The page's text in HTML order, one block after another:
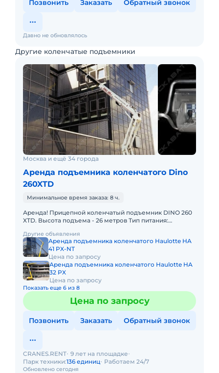
Позвонить Заказать Обратный звонок
Давно не обновлялось
Другие коленчатые подъемники
Москва и ещё 34 города
Аренда подъемника коленчатого Dino
260XTD
Минимальное время заказа: 8 ч.
Аренда! Прицепной коленчатый подъемник DINO 260
XTD. Высота подъема - 26 метров Тип питания:
в отличном
Другие объявления
Аренда подъемника коленчатого Haulotte HA
41 PX-NT
Цена по запросу
Аренда подъемника коленчатого Haulotte HA
32 PX
Цена по запросу
Показать еще 6 из 8
Цена по запросу
Позвонить Заказать Обратный звонок
Обновлено сегодня
CRANES.RENT 9 лет на площадке
Парк техники:136 единиц Работаем 24/7